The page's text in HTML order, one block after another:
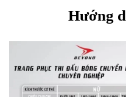
Hướng